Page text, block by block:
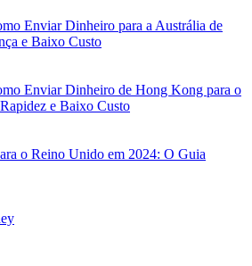
Enviar Dinheiro para a Austrália de
e Baixo Custo
Enviar Dinheiro de Hong Kong para o
e Baixo Custo
o Reino Unido em 2024: O Guia